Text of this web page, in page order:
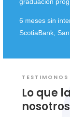
6 meses sin
ScotiaBank,
TESTIMONOS
Lo que
nosotros